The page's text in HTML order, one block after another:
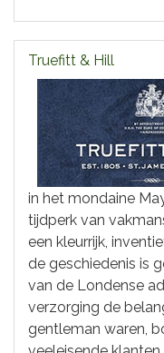
Truefitt & Hill
in het mondaine
tijdperk van
een kleurrijk,
de geschiedenis is
van de Londense
verzorging de
gentleman waren,